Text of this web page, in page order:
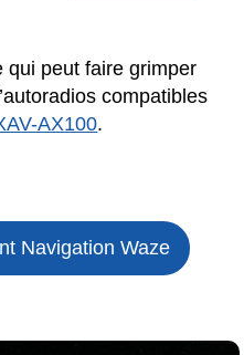
qui peut faire grimper
compatibles
AX100.
Navigation Waze